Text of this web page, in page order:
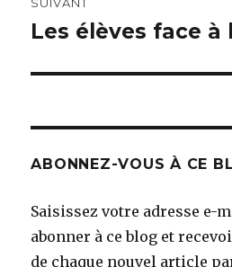
Article
Les élèves face à
ABONNEZ-VOUS À CE
Saisissez votre adresse e-
abonner à ce blog et
de chaque nouvel article